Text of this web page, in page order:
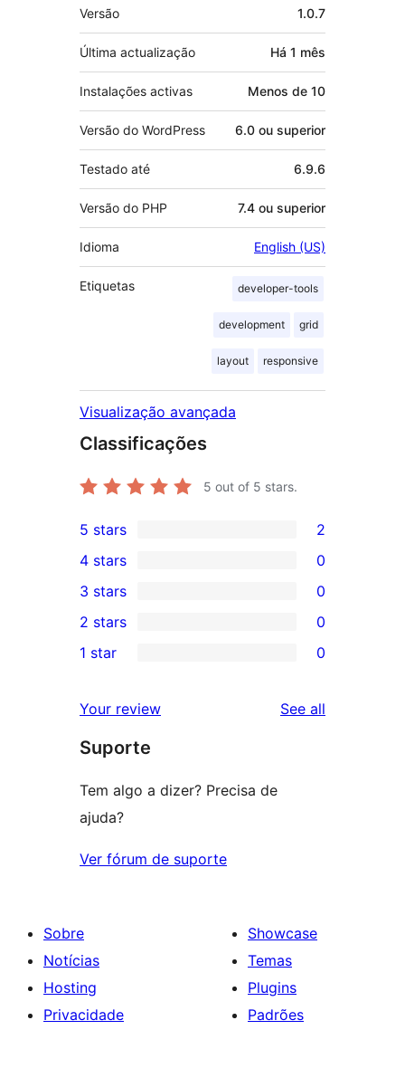
Metadados
Versão 1.0.7
Última actualização Há 1 mês
Instalações activas Menos de 10
Versão do WordPress 6.0 ou superior
Testado até 6.9.6
Versão do PHP 7.4 ou superior
Idioma English (US)
Etiquetas developer-tools
development grid
layout responsive
Visualização avançada
Classificações
5 out of 5 stars.
2
5-
star
reviews
5 stars 2
4-
star
reviews
4 stars 0
0
3-
star
3 stars 0
2-
reviews
2 stars 0
star
reviews
1 star 0
Your review See all
Suporte
Tem algo a dizer? Precisa de
ajuda?
Ver fórum de suporte
Sobre
Notícias
Hosting
Privacidade
Showcase
Temas
Plugins
Padrões